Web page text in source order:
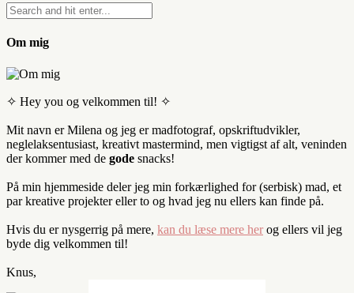
Om mig
✧ Hey you og velkommen til! ✧
Mit navn er Milena og jeg er madfotograf, opskriftudvikler,
neglelaksentusiast, kreativt mastermind, men vigtigst af alt, veninden
der kommer med de gode snacks!
På min hjemmeside deler jeg min forkærlighed for (serbisk) mad, et
par kreative projekter eller to og hvad jeg nu ellers kan finde på.
Hvis du er nysgerrig på mere, kan du læse mere her og ellers vil jeg
byde dig velkommen til!
Knus,